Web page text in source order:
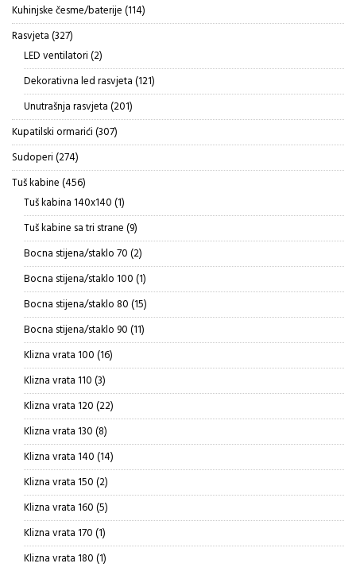
Kuhinjske česme/baterije 114114
proizvoda
Rasvjeta 327327
proizvoda
LED ventilatori 22
proizvoda
Dekorativna led rasvjeta 121121
proizvod
Unutrašnja rasvjeta 201201
proizvod
Kupatilski ormarići 307307
proizvoda
Sudoperi 274274
proizvoda
Tuš kabine 456456
proizvoda
Tuš kabina 140x140 11
proizvod
Tuš kabine sa tri strane 99
proizvoda
Bocna stijena/staklo 70 22
proizvoda
Bocna stijena/staklo 100 11
proizvod
Bocna stijena/staklo 80 1515
proizvoda
Bocna stijena/staklo 90 1111
proizvoda
Klizna vrata 100 1616
proizvoda
Klizna vrata 110 33
proizvoda
Klizna vrata 120 2222
proizvoda
Klizna vrata 130 88
proizvoda
Klizna vrata 140 1414
proizvoda
Klizna vrata 150 22
proizvoda
Klizna vrata 160 55
proizvoda
Klizna vrata 170 11
proizvod
Klizna vrata 180 11